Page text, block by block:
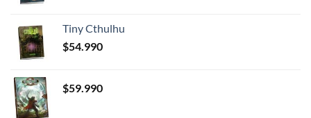
Tiny Cthulhu
$54.990
$59.990